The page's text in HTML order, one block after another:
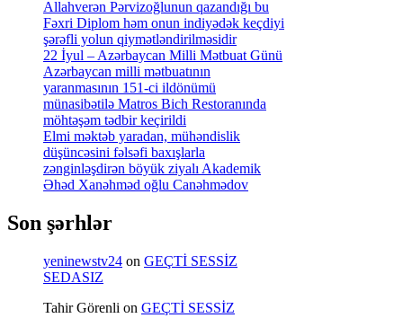
Allahverən Pərvizoğlunun qazandığı bu
Fəxri Diplom həm onun indiyədək keçdiyi
şərəfli yolun qiymətləndirilməsidir
22 İyul – Azərbaycan Milli Mətbuat Günü
Azərbaycan milli mətbuatının
yaranmasının 151-ci ildönümü
münasibətilə Matros Bich Restoranında
möhtəşəm tədbir keçirildi
Elmi məktəb yaradan, mühəndislik
düşüncəsini fəlsəfi baxışlarla
zənginləşdirən böyük ziyalı Akademik
Əhəd Xanəhməd oğlu Canəhmədov
Son şərhlər
yeninewstv24 on GEÇTİ SESSİZ
SEDASIZ
Tahir Görenli on GEÇTİ SESSİZ